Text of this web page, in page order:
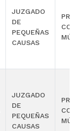
JUZGADO
DE
PEQUEÑAS
CAUSAS
JUZGADO
DE
PEQUEÑAS
CAUSAS